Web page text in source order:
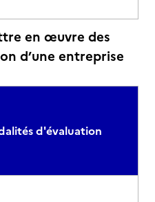
en œuvre des
d’une entreprise
d'évaluation